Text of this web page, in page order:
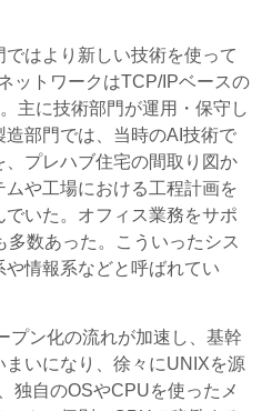
はより新しい技術を使って
ットワークはTCP/IPベースの
主に技術部門が運用・保守し
部門では、当時のAI技術で
プレハブ住宅の間取り図か
や工場における工程計画を
いた。オフィス業務をサポ
数あった。こういったシス
情報系などと呼ばれてい
ン化の流れが加速し、基幹
いになり、徐々にUNIXを源
独自のOSやCPUを使ったメ